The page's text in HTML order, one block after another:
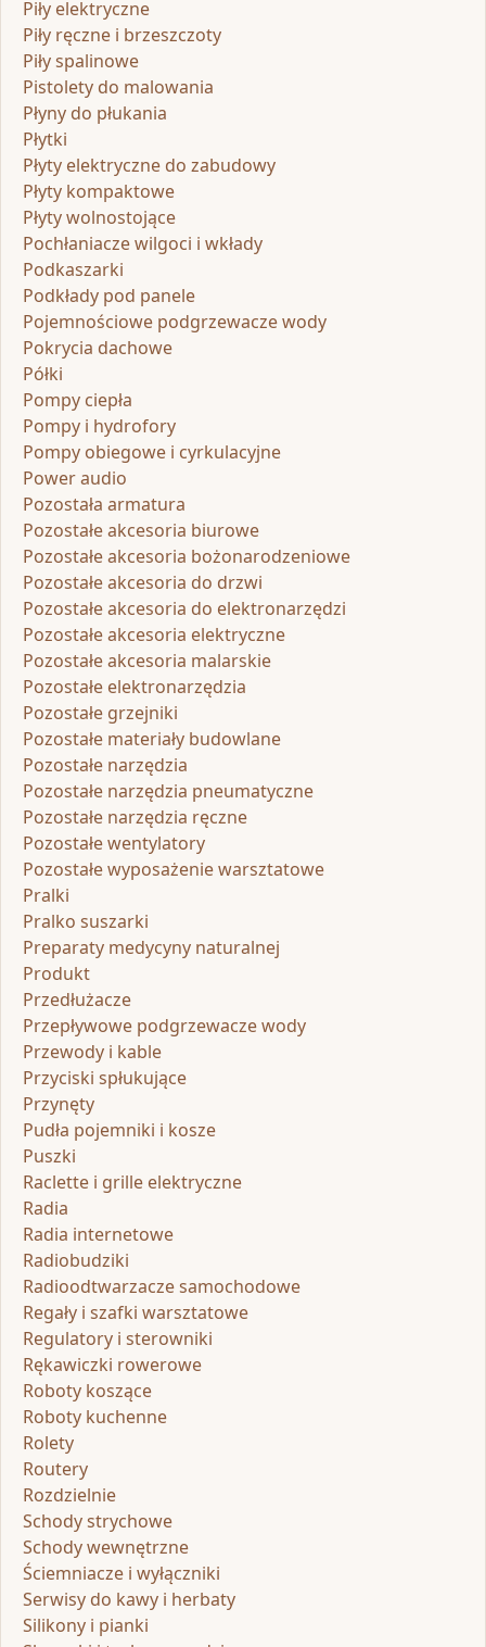
Piły elektryczne
Piły ręczne i brzeszczoty
Piły spalinowe
Pistolety do malowania
Płyny do płukania
Płytki
Płyty elektryczne do zabudowy
Płyty kompaktowe
Płyty wolnostojące
Pochłaniacze wilgoci i wkłady
Podkaszarki
Podkłady pod panele
Pojemnościowe podgrzewacze wody
Pokrycia dachowe
Półki
Pompy ciepła
Pompy i hydrofory
Pompy obiegowe i cyrkulacyjne
Power audio
Pozostała armatura
Pozostałe akcesoria biurowe
Pozostałe akcesoria bożonarodzeniowe
Pozostałe akcesoria do drzwi
Pozostałe akcesoria do elektronarzędzi
Pozostałe akcesoria elektryczne
Pozostałe akcesoria malarskie
Pozostałe elektronarzędzia
Pozostałe grzejniki
Pozostałe materiały budowlane
Pozostałe narzędzia
Pozostałe narzędzia pneumatyczne
Pozostałe narzędzia ręczne
Pozostałe wentylatory
Pozostałe wyposażenie warsztatowe
Pralki
Pralko suszarki
Preparaty medycyny naturalnej
Produkt
Przedłużacze
Przepływowe podgrzewacze wody
Przewody i kable
Przyciski spłukujące
Przynęty
Pudła pojemniki i kosze
Puszki
Raclette i grille elektryczne
Radia
Radia internetowe
Radiobudziki
Radioodtwarzacze samochodowe
Regały i szafki warsztatowe
Regulatory i sterowniki
Rękawiczki rowerowe
Roboty koszące
Roboty kuchenne
Rolety
Routery
Rozdzielnie
Schody strychowe
Schody wewnętrzne
Ściemniacze i wyłączniki
Serwisy do kawy i herbaty
Silikony i pianki